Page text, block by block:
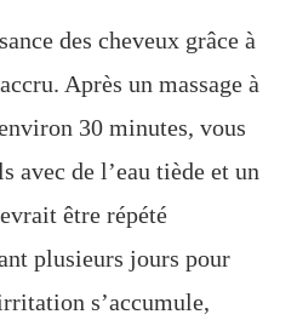
des cheveux grâce à
Après un massage à
30 minutes, vous
avec de l’eau tiède et un
être répété
plusieurs jours pour
s’accumule,